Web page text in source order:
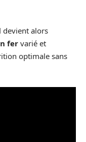
devient alors
fer varié et
optimale sans